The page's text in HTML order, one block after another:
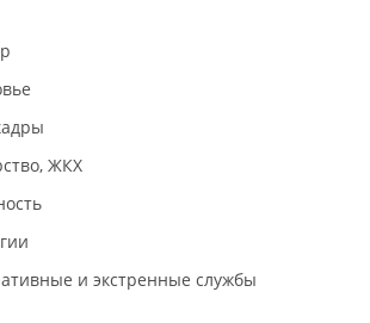
ЖКХ
и экстренные службы